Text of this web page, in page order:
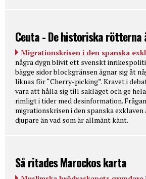
Ceuta - De historiska rötterna
Migrationskrisen i den spanska
några dygn blivit ett svenskt
bägge sidor blockgränsen ägnar sig åt
liknas för “Cherry-picking”. Kravet i
vara att hålla sig till sakläget och ge
rimligt i tider med desinformation.
migrationskrisen i den spanska
djupare än vad som är allmänt känt.
Så ritades Marockos karta